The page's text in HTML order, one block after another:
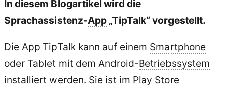
In diesem Blogartikel wird die
Sprachassistenz-App „TipTalk“ vorgestellt.
Die App TipTalk kann auf einem Smartphone
oder Tablet mit dem Android-Betriebssystem
installiert werden. Sie ist im Play Store